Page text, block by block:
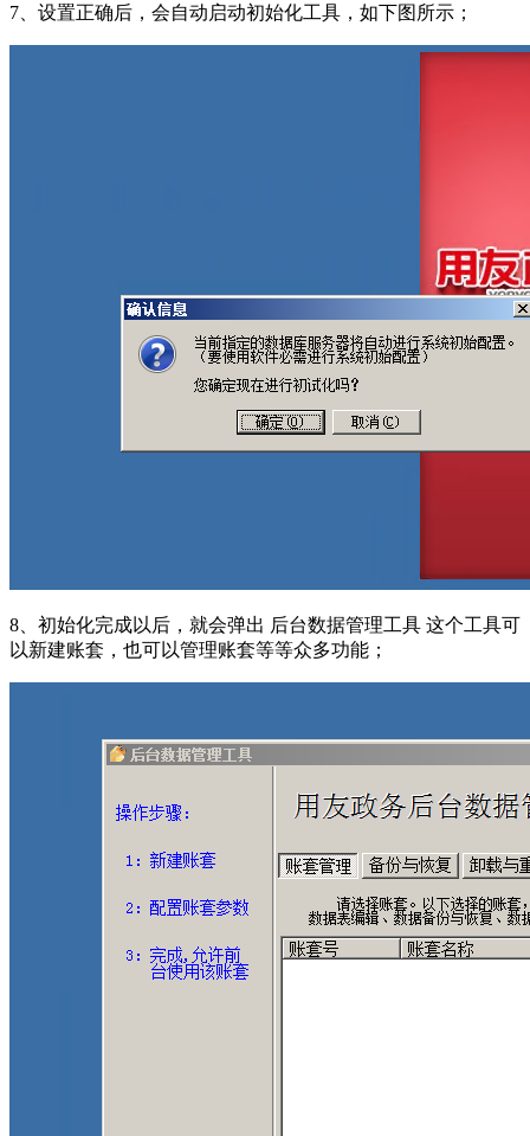
7、设置正确后，会自动启动初始化工具，如下图所示；
8、初始化完成以后，就会弹出 后台数据管理工具 这个工具可
以新建账套，也可以管理账套等等众多功能；